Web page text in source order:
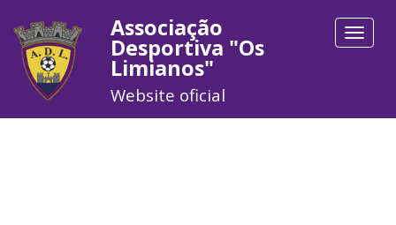
Toggle
Associação
Desportiva "Os
Limianos"
Website oficial